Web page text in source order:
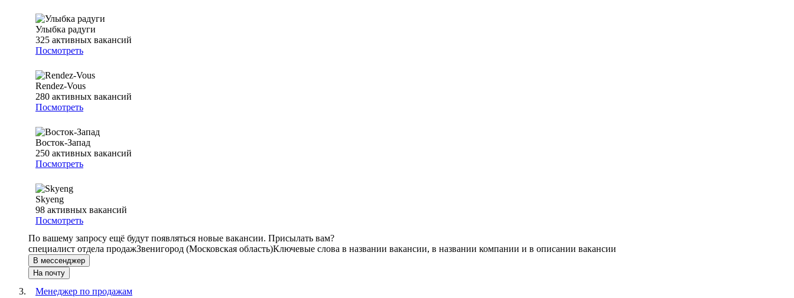
Улыбка радуги
325 активных вакансий
Посмотреть
Rendez-Vous
280 активных вакансий
Посмотреть
Восток-Запад
250 активных вакансий
Посмотреть
Skyeng
98 активных вакансий
Посмотреть
По вашему запросу ещё будут появляться новые вакансии. Присылать вам?
специалист отдела продажЗвенигород (Московская область)Ключевые слова в названии вакансии, в названии компании и в описании вакансии
В мессенджер
На почту
Менеджер по продажам